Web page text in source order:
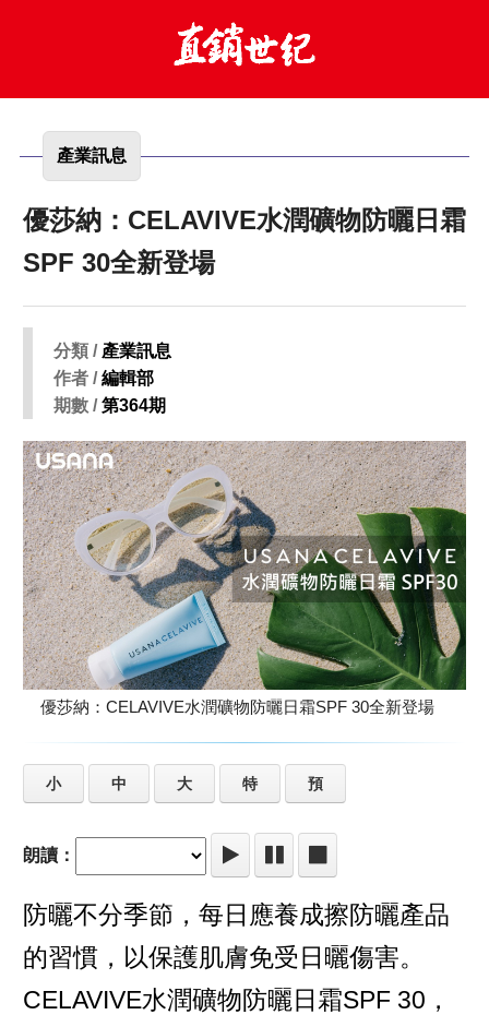
產業訊息
優莎納：CELAVIVE水潤礦物防曬日霜
SPF 30全新登場
分類 / 產業訊息
作者 /編輯部
期數 /第364期
優莎納：CELAVIVE水潤礦物防曬日霜SPF 30全新登場
小 中 大 特 預
朗讀：
防曬不分季節，每日應養成擦防曬產品
的習慣，以保護肌膚免受日曬傷害。
CELAVIVE水潤礦物防曬日霜SPF 30，